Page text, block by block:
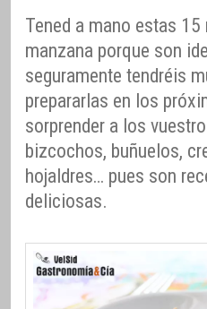
Tened a mano estas
manzana porque son
seguramente tendréis
prepararlas en los
sorprender a los
bizcochos, buñuelos,
hojaldres… pues son
deliciosas.